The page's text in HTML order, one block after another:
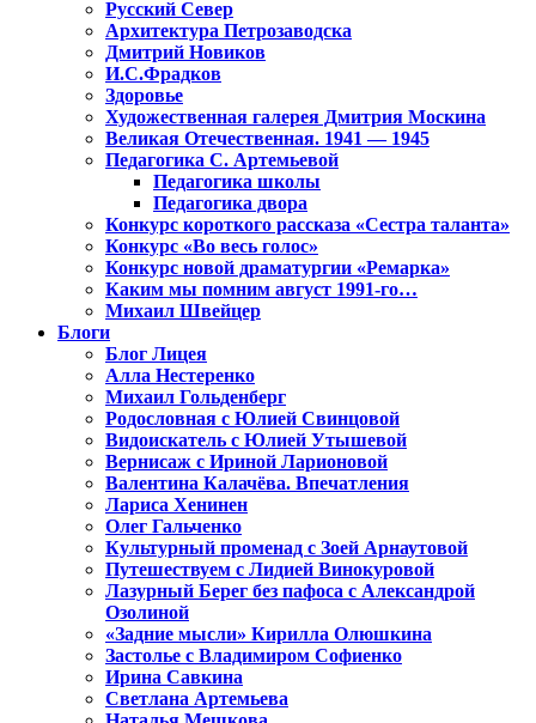
Русский Север
Архитектура Петрозаводска
Дмитрий Новиков
И.С.Фрадков
Здоровье
Художественная галерея Дмитрия Москина
Великая Отечественная. 1941 — 1945
Педагогика С. Артемьевой
Педагогика школы
Педагогика двора
Конкурс короткого рассказа «Сестра таланта»
Конкурс «Во весь голос»
Конкурс новой драматургии «Ремарка»
Каким мы помним август 1991-го…
Михаил Швейцер
Блоги
Блог Лицея
Алла Нестеренко
Михаил Гольденберг
Родословная с Юлией Свинцовой
Видоискатель с Юлией Утышевой
Вернисаж с Ириной Ларионовой
Валентина Калачёва. Впечатления
Лариса Хенинен
Олег Гальченко
Культурный променад с Зоей Арнаутовой
Путешествуем с Лидией Винокуровой
Лазурный Берег без пафоса с Александрой
Озолиной
«Задние мысли» Кирилла Олюшкина
Застолье с Владимиром Софиенко
Ирина Савкина
Светлана Артемьева